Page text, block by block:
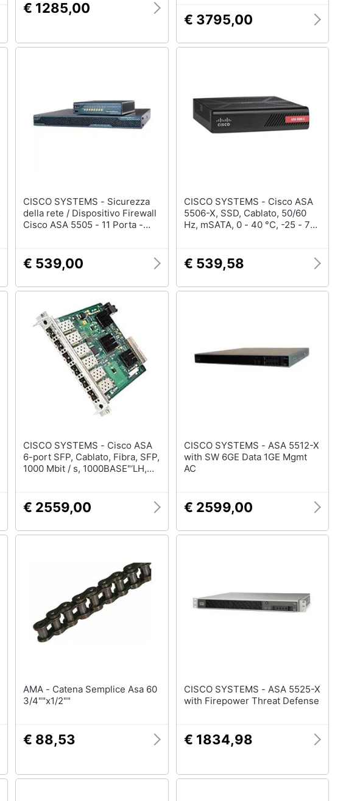
€ 1285,00
€ 3795,00
CISCO SYSTEMS - Sicurezza
della rete / Dispositivo Firewall
Cisco ASA 5505 - 11 Porta -
€ 539,00
CISCO SYSTEMS - Cisco ASA
5506-X, SSD, Cablato, 50/60
Hz, mSATA, 0 - 40 °C, -25 - 70
€ 539,58
CISCO SYSTEMS - Cisco ASA
6-port SFP, Cablato, Fibra, SFP,
1000 Mbit / s, 1000BASE"‘LH,
€ 2559,00
CISCO SYSTEMS - ASA 5512-X
with SW 6GE Data 1GE Mgmt
AC
€ 2599,00
AMA - Catena Semplice Asa 60
3/4""x1/2""
€ 88,53
CISCO SYSTEMS - ASA 5525-X
with Firepower Threat Defense
€ 1834,98